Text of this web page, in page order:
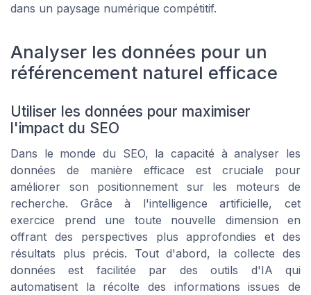
dans un paysage numérique compétitif.
Analyser les données pour un
référencement naturel efficace
Utiliser les données pour maximiser
l'impact du SEO
Dans le monde du SEO, la capacité à analyser les
données de manière efficace est cruciale pour
améliorer son positionnement sur les moteurs de
recherche. Grâce à l'intelligence artificielle, cet
exercice prend une toute nouvelle dimension en
offrant des perspectives plus approfondies et des
résultats plus précis. Tout d'abord, la collecte des
données est facilitée par des outils d'IA qui
automatisent la récolte des informations issues de